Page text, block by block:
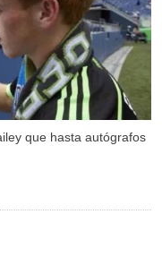
que hasta autógrafos